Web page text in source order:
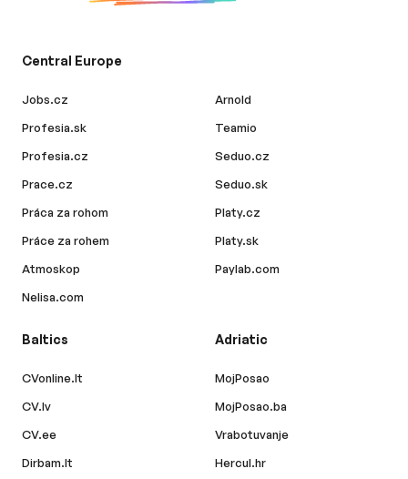
Central Europe
Jobs.cz
Profesia.sk
Profesia.cz
Prace.cz
Práca za rohom
Práce za rohem
Atmoskop
Nelisa.com
Arnold
Teamio
Seduo.cz
Seduo.sk
Platy.cz
Platy.sk
Paylab.com
Baltics
CVonline.lt
CV.lv
CV.ee
Dirbam.lt
Adriatic
MojPosao
MojPosao.ba
Vrabotuvanje
Hercul.hr